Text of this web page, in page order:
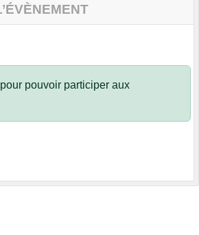
pour pouvoir participer aux